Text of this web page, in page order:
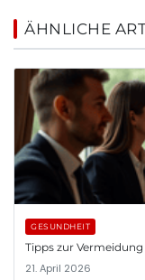
ÄHNLICHE
GESUNDHEIT
Tipps zur
21. April 2026